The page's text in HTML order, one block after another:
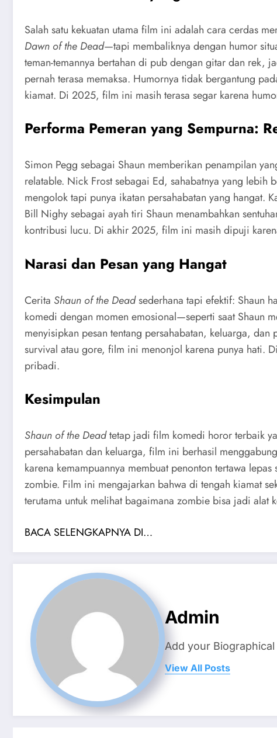
Salah satu kekuatan utama film ini adalah cara cerdas
Dawn of the Dead—tapi membaliknya dengan humor
teman-temannya bertahan di pub dengan gitar dan
pernah terasa memaksa. Humornya tidak bergantung
kiamat. Di 2025, film ini masih terasa segar karena
Performa Pemeran yang Sempurna:
Simon Pegg sebagai Shaun memberikan penampilan
relatable. Nick Frost sebagai Ed, sahabatnya yang
mengolok tapi punya ikatan persahabatan yang hangat.
Bill Nighy sebagai ayah tiri Shaun menambahkan
kontribusi lucu. Di akhir 2025, film ini masih dipuji
Narasi dan Pesan yang Hangat
Cerita Shaun of the Deadsederhana tapi efektif: Shaun
komedi dengan momen emosional—seperti saat Shaun
menyisipkan pesan tentang persahabatan, keluarga,
survival atau gore, film ini menonjol karena punya hati.
pribadi.
Kesimpulan
Shaun of the Deadtetap jadi film komedi horor terbaik
persahabatan dan keluarga, film ini berhasil
karena kemampuannya membuat penonton tertawa
zombie. Film ini mengajarkan bahwa di tengah kiamat
terutama untuk melihat bagaimana zombie bisa jadi alat
BACA SELENGKAPNYA DI…
Admin
Add your
View All Posts